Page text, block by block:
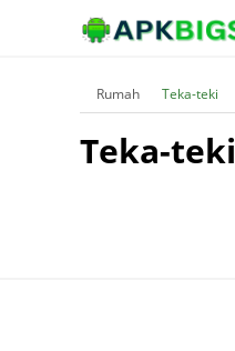
Rumah Teka-teki
Teka-teki